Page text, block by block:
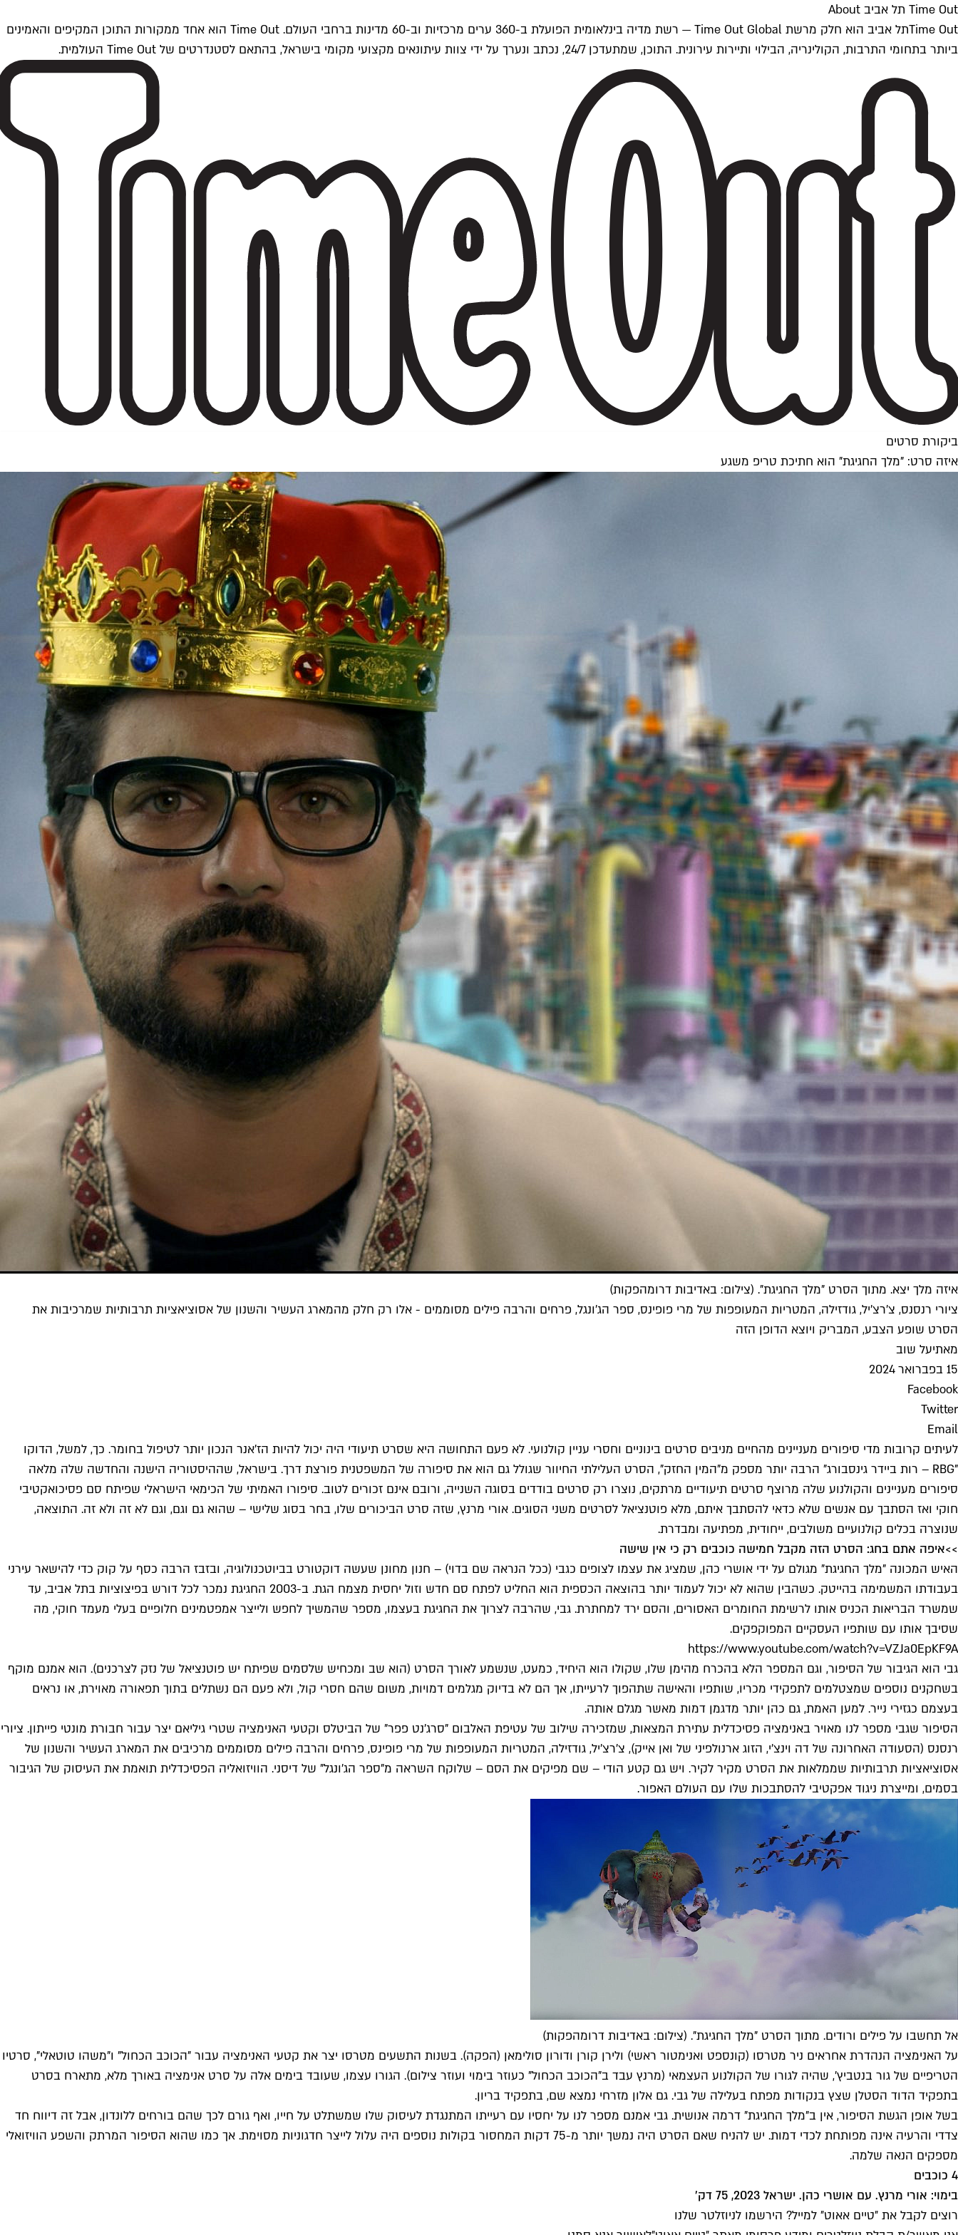
Time Out תל אביב About
Time Outתל אביב הוא חלק מרשת Time Out Global — רשת מדיה בינלאומית הפועלת ב-360 ערים מרכזיות וב-60 מדינות ברחבי העולם. Time Out הוא אחד ממקורות התוכן המקיפים והאמינים
ביותר בתחומי התרבות, הקולינריה, הבילוי ותיירות עירונית. התוכן, שמתעדכן 24/7, נכתב ונערך על ידי צוות עיתונאים מקצועי מקומי בישראל, בהתאם לסטנדרטים של Time Out העולמית.
ביקורת סרטים
איזה סרט: "מלך החגיגת" הוא חתיכת טריפ משגע
איזה מלך יצא. מתוך הסרט "מלך החגיגת". (צילום: באדיבות דרומהפקות)
ציורי רנסנס, צ'רצ'יל, גודזילה, המטריות המעופפות של מרי פופינס, ספר הג'ונגל, פרחים והרבה פילים מסוממים - אלו רק חלק מהמארג העשיר והשנון של אסוציאציות תרבותיות שמרכיבות את
הסרט שופע הצבע, המבריק ויוצא הדופן הזה
מאתיעל שוב
15 בפברואר 2024
Facebook
Twitter
Email
לעיתים קרובות מדי סיפורים מעניינים מהחיים מניבים סרטים בינוניים וחסרי עניין קולנועי. לא פעם התחושה היא שסרט תיעודי היה יכול להיות הז'אנר הנכון יותר לטיפול בחומר. כך, למשל, הדוקו
"RBG – רות ביידר גינסבורג" הרבה יותר מספק מ"המין החזק", הסרט העלילתי החיוור שגולל גם הוא את סיפורה של המשפטנית פורצת דרך. בישראל, שההיסטוריה הישנה והחדשה שלה מלאה
סיפורים מעניינים והקולנוע שלה מרוצף סרטים תיעודיים מרתקים, נוצרו רק סרטים בודדים בסוגה השנייה, ורובם אינם זכורים לטוב. סיפורו האמיתי של הכימאי הישראלי שפיתח סם פסיכואקטיבי
חוקי ואז הסתבך עם אנשים שלא כדאי להסתבך איתם, מלא פוטנציאל לסרטים משני הסוגים. אורי מרנץ, שזה סרט הביכורים שלו, בחר בסוג שלישי – שהוא גם וגם, וגם לא זה ולא זה. התוצאה,
שנוצרה בכלים קולנועיים משולבים, ייחודית, מפתיעה ומבדרת.
>>איפה אתם בחג: הסרט הזה מקבל חמישה כוכבים רק כי אין שישה
האיש המכונה "מלך החגיגת" מגולם על ידי אושרי כהן, שמציג את עצמו לצופים כגבי (ככל הנראה שם בדוי) – חנון מחונן שעשה דוקטורט בביוטכנולוגיה, ובזבז הרבה כסף על קוק כדי להישאר עירני
בעבודתו המשמימה בהייטק. כשהבין שהוא לא יכול לעמוד יותר בהוצאה הכספית הוא החליט לפתח סם חדש וזול יחסית מצמח הגת. ב-2003 החגיגת נמכר לכל דורש בפיצוציות בתל אביב, עד
שמשרד הבריאות הכניס אותו לרשימת החומרים האסורים, והסם ירד למחתרת. גבי, שהרבה לצרוך את החגיגת בעצמו, מספר שהמשיך לחפש ולייצר אמפטמינים חלופיים בעלי מעמד חוקי, מה
שסיבך אותו עם שותפיו העסקיים המפוקפקים.
https://www.youtube.com/watch?v=VZJa0EpKF9A
גבי הוא הגיבור של הסיפור, וגם המספר הלא בהכרח מהימן שלו, שקולו הוא היחיד, כמעט, שנשמע לאורך הסרט (הוא שב ומכחיש שלסמים שפיתח יש פוטנציאל של נזק לצרכנים). הוא אמנם מוקף
בשחקנים נוספים שמצטלמים לתפקידי מכריו, שותפיו והאישה שתהפוך לרעייתו, אך הם לא בדיוק מגלמים דמויות, משום שהם חסרי קול, ולא פעם הם נשתלים בתוך תפאורה מאוירת, או נראים
בעצמם כגזירי נייר. למען האמת, גם כהן יותר מדגמן דמות מאשר מגלם אותה.
הסיפור שגבי מספר לנו מאויר באנימציה פסיכדלית עתירת המצאות, שמזכירה שילוב של עטיפת האלבום "סרג'נט פפר" של הביטלס וקטעי האנימציה שטרי גיליאם יצר עבור חבורת מונטי פייתון. ציורי
רנסנס (הסעודה האחרונה של דה וינצ'י, הזוג ארנולפיני של ואן אייק), צ'רצ'יל, גודזילה, המטריות המעופפות של מרי פופינס, פרחים והרבה פילים מסוממים מרכיבים את המארג העשיר והשנון של
אסוציאציות תרבותיות שממלאות את הסרט מקיר לקיר. ויש גם קטע הודי – שם מפיקים את הסם – שלוקח השראה מ"ספר הג'ונגל" של דיסני. הוויזואליה הפסיכדלית תואמת את העיסוק של הגיבור
בסמים, ומייצרת ניגוד אפקטיבי להסתבכות שלו עם העולם האפור.
אל תחשבו על פילים ורודים. מתוך הסרט "מלך החגיגת". (צילום: באדיבות דרומהפקות)
על האנימציה הנהדרת אחראים ניר מטרסו (קונספט ואנימטור ראשי) ולירן קורן ודורון סולימאן (הפקה). בשנות התשעים מטרסו יצר את קטעי האנימציה עבור "הכוכב הכחול" ו"משהו טוטאלי", סרטיו
הטריפיים של גור בנטביץ', שהיה לגורו של הקולנוע העצמאי (מרנץ עבד ב"הכוכב הכחול" כעוזר בימוי ועוזר צילום). הגורו עצמו, שעובד בימים אלה על סרט אנימציה באורך מלא, מתארח בסרט
בתפקיד הדוד הסטלן שצץ בנקודות מפתח בעלילה של גבי. גם אלון מזרחי נמצא שם, בתפקיד בריון.
בשל אופן הגשת הסיפור, אין ב"מלך החגיגת" דרמה אנושית. גבי אמנם מספר לנו על יחסיו עם רעייתו המתנגדת לעיסוק שלו שמשתלט על חייו, ואף גורם לכך שהם בורחים ללונדון, אבל זה דיווח חד
צדדי והרעיה אינה מפותחת לכדי דמות. יש להניח שאם הסרט היה נמשך יותר מ-75 דקות המחסור בקולות נוספים היה עלול לייצר חדגוניות מסוימת. אך כמו שהוא הסיפור המרתק והשפע הוויזואלי
מספקים הנאה שלמה.
4 כוכבים
בימוי: אורי מרנץ. עם אושרי כהן. ישראל 2023, 75 דק'
רוצים לקבל את ״טיים אאוט״ למייל? הירשמו לניוזלטר שלנו